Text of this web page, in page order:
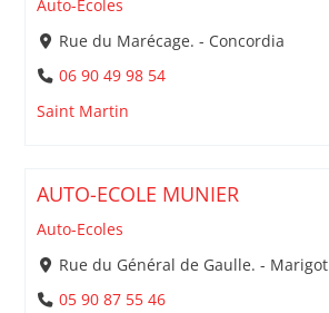
Auto-Ecoles
Rue du Marécage. - Concordia
06 90 49 98 54
Saint Martin
AUTO-ECOLE MUNIER
Auto-Ecoles
Rue du Général de Gaulle. - Marigot
05 90 87 55 46